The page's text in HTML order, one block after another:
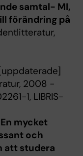
samtal- MI,
förändring på
2008 -
1, LIBRIS-
En mycket
och
att studera